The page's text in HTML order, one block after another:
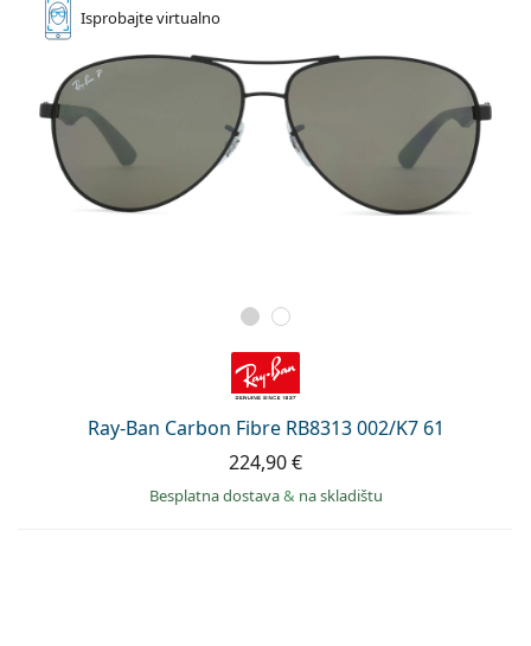
Isprobajtevirtualno
Ray-Ban Carbon Fibre RB8313 002/K7 61
224,90 €
Besplatna dostava& na skladištu